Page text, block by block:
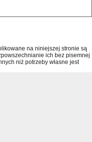
na niniejszej stronie są
ich bez pisemnej
niż potrzeby własne jest